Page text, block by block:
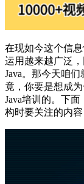
在现如今这个信
运用越来越广泛
Java。那今天咱
竟，你要是想成
Java培训的。下
构时要关注的内